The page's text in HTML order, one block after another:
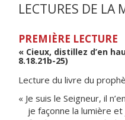
LECTURES DE LA
PREMIÈRE LECTURE
« Cieux, distillez d’en
8.18.21b-25)
Lecture du livre du
« Je suis le Seigneur, il
je façonne la lumière